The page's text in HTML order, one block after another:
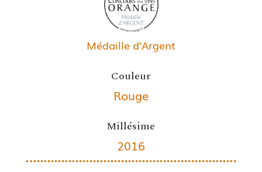
Médaille d'Argent
Couleur
Rouge
Millésime
2016